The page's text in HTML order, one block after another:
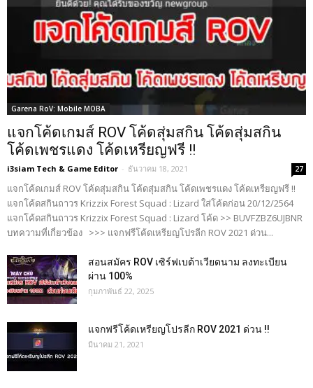
Garena RoV: Mobile MOBA
แจกโค้ดเกมส์ ROV โค้ดสุ่มสกิน โค้ดสุ่มสกิน
โค้ดเพชรแดง โค้ดเหรียญฟรี !!
i3siam Tech & Game Editor - ธันวาคม 18, 2021 27
แจกโค้ดเกมส์ ROV โค้ดสุ่มสกิน โค้ดสุ่มสกิน โค้ดเพชรแดง โค้ดเหรียญฟรี !!
แจกโค้ดสกินถาวร Krizzix Forest Squad : Lizard ใส่โค้ดก่อน 20/12/2564
แจกโค้ดสกินถาวร Krizzix Forest Squad : Lizard โค้ด >> BUVFZBZ6UJBNR
บทความที่เกี่ยวข้อง >>> แจกฟรีโค้ดเหรียญโปรลีก ROV 2021 ด่วน...
สอนสมัคร ROV เซิร์ฟเบต้าเวียดนาม ลงทะเบียน
ผ่าน 100%
กุมภาพันธ์ 22, 2025
แจกฟรีโค้ดเหรียญโปรลีก ROV 2021 ด่วน !!
มีนาคม 21, 2021